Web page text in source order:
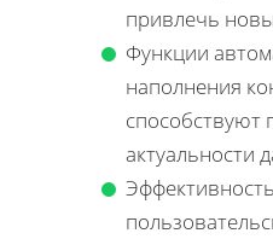
привлечь
Функции
наполнения
актуальности